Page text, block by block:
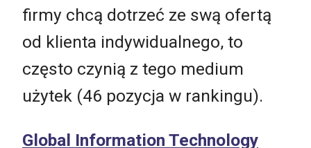
firmy chcą dotrzeć ze swą ofertą
od klienta indywidualnego, to
często czynią z tego medium
użytek (46 pozycja w rankingu).
Global Information Technology